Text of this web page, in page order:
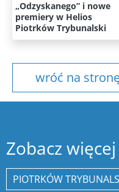
„Odzyskanego” i nowe
premiery w Helios
Piotrków Trybunalski
wróć na
Zobacz więcej
PIOTRKÓW